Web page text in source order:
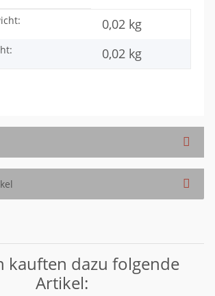
0,02 kg
0,02 kg
kauften dazu folgende
Artikel: